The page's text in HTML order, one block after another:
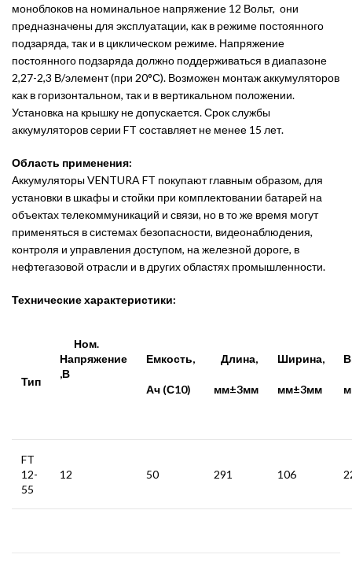
моноблоков на номинальное напряжение 12 Вольт, они
предназначены для эксплуатации, как в режиме постоянного
подзаряда, так и в циклическом режиме. Напряжение
постоянного подзаряда должно поддерживаться в диапазоне
2,27-2,3 В/элемент (при 20°С). Возможен монтаж аккумуляторов
как в горизонтальном, так и в вертикальном положении.
Установка на крышку не допускается. Срок службы
аккумуляторов серии FT составляет не менее 15 лет.
Область применения:
Аккумуляторы VENTURA FT покупают главным образом, для
установки в шкафы и стойки при комплектовании батарей на
объектах телекоммуникаций и связи, но в то же время могут
применяться в системах безопасности, видеонаблюдения,
контроля и управления доступом, на железной дороге, в
нефтегазовой отрасли и в других областях промышленности.
Технические характеристики:
Тип
Ном.
Напряжение
,В
Емкость,
Ач (С10)
Длина,
мм±3мм
Ширина,
мм±3мм
FT
12-
55
12 50 291 106